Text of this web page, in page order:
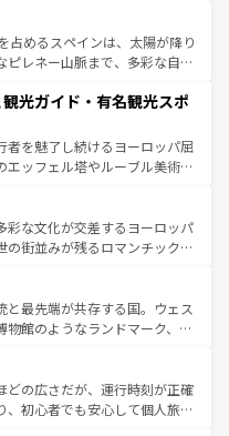
園風景やアマルフィ海岸の絶
ない。観光の合間には、本場の
イタリア料理を堪能することも
れられない旅をしてみよう！
占めるスペインは、太陽が降り
ピレネー山脈まで、多彩な自然
熱的なフラメンコ、熱気あふ
パスが生活の一部となってい
された雰囲気や、バルセロナの
地方では古代ローマ遺跡や中世
候が異なるスペインはその個
性で訪れる人を魅了する。 なお、新着のスペイン情報は コ
しい。
光ガイド・有名観光スポ
者を魅了し続けるヨーロッパ屈
エッフェル塔やルーブル美術館
る。華麗な宮殿、歴史的な大
て豊かな自然が、訪れる者を心
ンスは美食の国としても知ら
あるランス、プロヴァンスの
、多彩な楽しみ方が可能だ。さ
魅力が溢れており、どの街角に
れで全く異なる文化を体験で
新着のフランス情報はコンテンツ一覧
彩な文化が交差するヨーロッパ
の街並みが残るロマンチック街
いても飽きることがない。ベ
エルン州のアルプスの絶景、そ
畑といった風景は必見。ビール
ほしい。 なお、新着の
覧を参照してほしい。
と最先端が共存する国。ウェス
物館のようなランドマーク、歴
。また、優雅なアフタヌーン
まらない英国パブ、サッカー観
きる体験も豊富。イギリスを旅
どの広さだが、運行時刻が正確
、初心者でも安心して個人旅行